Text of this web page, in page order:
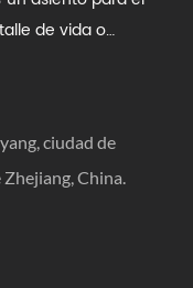
de vida o
del automóvil
infantil para
ciudad de
China.